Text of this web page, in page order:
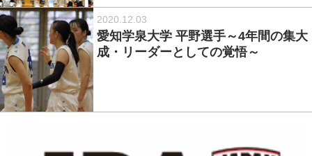
2020.12.03
愛知学泉大学 平野選手～4年間の集大
成・リーダーとしての覚悟～